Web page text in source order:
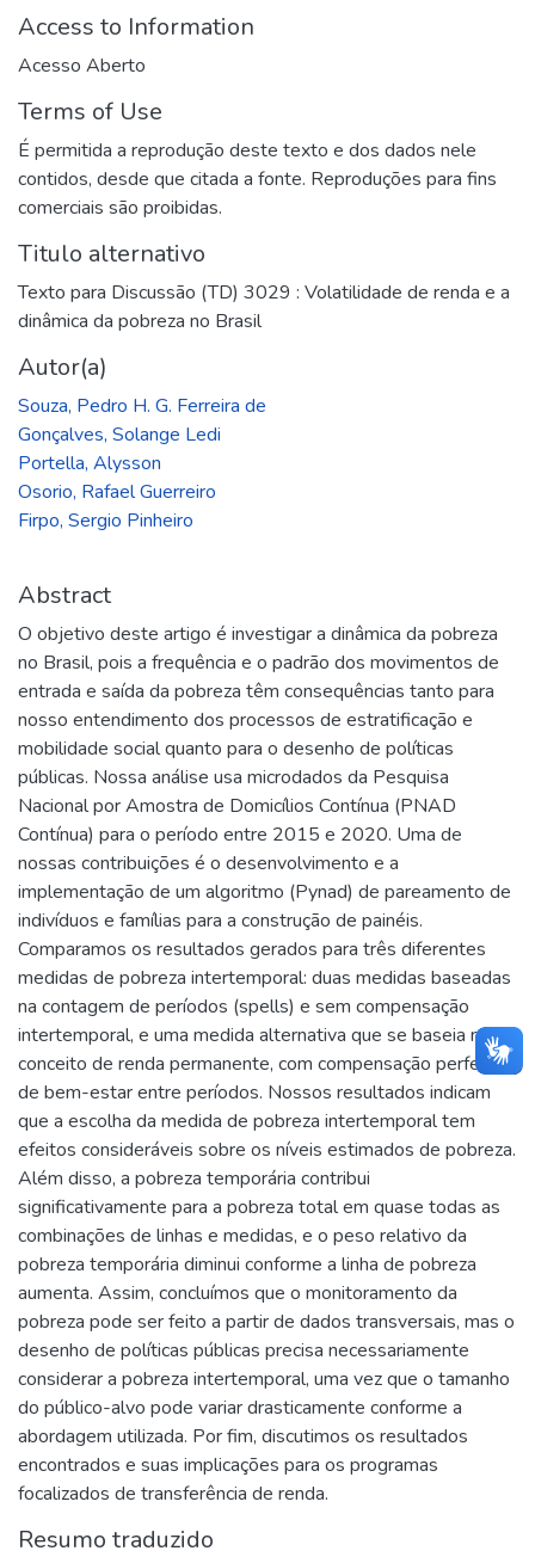
Access to Information
Acesso Aberto
Terms of Use
É permitida a reprodução deste texto e dos dados nele
contidos, desde que citada a fonte. Reproduções para fins
comerciais são proibidas.
Titulo alternativo
Texto para Discussão (TD) 3029 : Volatilidade de renda e a
dinâmica da pobreza no Brasil
Autor(a)
Souza, Pedro H. G. Ferreira de
Gonçalves, Solange Ledi
Portella, Alysson
Osorio, Rafael Guerreiro
Firpo, Sergio Pinheiro
Abstract
O objetivo deste artigo é investigar a dinâmica da pobreza
no Brasil, pois a frequência e o padrão dos movimentos de
entrada e saída da pobreza têm consequências tanto para
nosso entendimento dos processos de estratificação e
mobilidade social quanto para o desenho de políticas
públicas. Nossa análise usa microdados da Pesquisa
Nacional por Amostra de Domicílios Contínua (PNAD
Contínua) para o período entre 2015 e 2020. Uma de
nossas contribuições é o desenvolvimento e a
implementação de um algoritmo (Pynad) de pareamento de
indivíduos e famílias para a construção de painéis.
Comparamos os resultados gerados para três diferentes
medidas de pobreza intertemporal: duas medidas baseadas
na contagem de períodos (spells) e sem compensação
intertemporal, e uma medida alternativa que se baseia no
conceito de renda permanente, com compensação perfeita
de bem-estar entre períodos. Nossos resultados indicam
que a escolha da medida de pobreza intertemporal tem
efeitos consideráveis sobre os níveis estimados de pobreza.
Além disso, a pobreza temporária contribui
significativamente para a pobreza total em quase todas as
combinações de linhas e medidas, e o peso relativo da
pobreza temporária diminui conforme a linha de pobreza
aumenta. Assim, concluímos que o monitoramento da
pobreza pode ser feito a partir de dados transversais, mas o
desenho de políticas públicas precisa necessariamente
considerar a pobreza intertemporal, uma vez que o tamanho
do público-alvo pode variar drasticamente conforme a
abordagem utilizada. Por fim, discutimos os resultados
encontrados e suas implicações para os programas
focalizados de transferência de renda.
Resumo traduzido